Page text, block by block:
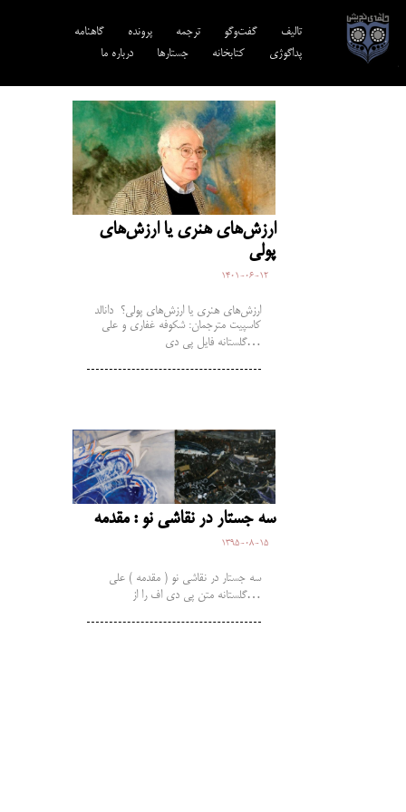
تالیف‎‌ گفت‌وگو ترجمه‌ پرونده
گاهنامه
پداگوژی
کتابخانه جستارها درباره ما
ارزش‌های هنری یا ارزش‌های
پولی
1401-06-12
ارزش‌های هنری یا ارزش‌های پولی؟ دانالد
کاسپیت مترجمان: شکوفه غفاری و علی
گلستانه فایل پی دی…
سه جستار در نقاشی نو : مقدمه
1395-08-15
سه جستار در نقاشی نو ( مقدمه ) علی
گلستانه متن پی دی اف را از…